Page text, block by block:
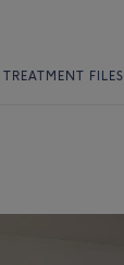
TREATMENT FILES